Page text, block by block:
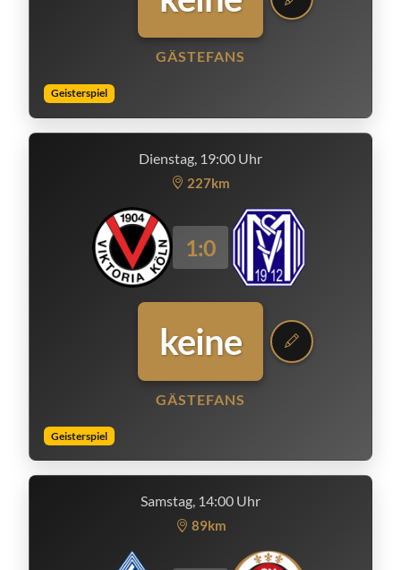
GÄSTEFANS
Geisterspiel
Dienstag, 19:00 Uhr
227km
1:0
keine
GÄSTEFANS
Geisterspiel
Samstag, 14:00 Uhr
89km